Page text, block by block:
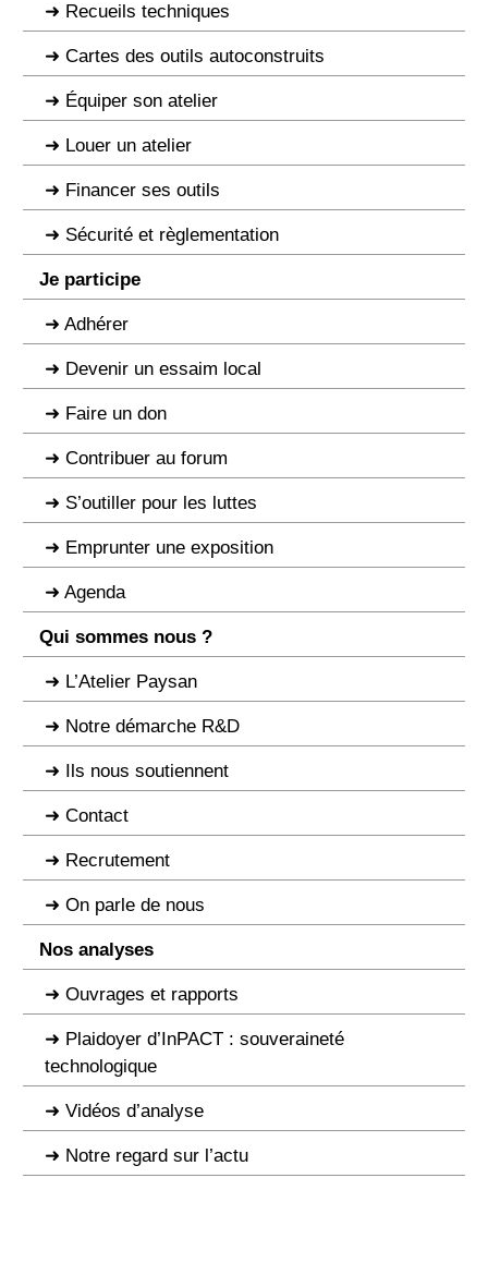
Recueils techniques
Cartes des outils autoconstruits
Équiper son atelier
Louer un atelier
Financer ses outils
Sécurité et règlementation
Je participe
Adhérer
Devenir un essaim local
Faire un don
Contribuer au forum
S’outiller pour les luttes
Emprunter une exposition
Agenda
Qui sommes nous ?
L’Atelier Paysan
Notre démarche R&D
Ils nous soutiennent
Contact
Recrutement
On parle de nous
Nos analyses
Ouvrages et rapports
Plaidoyer d’InPACT : souveraineté
technologique
Vidéos d’analyse
Notre regard sur l’actu